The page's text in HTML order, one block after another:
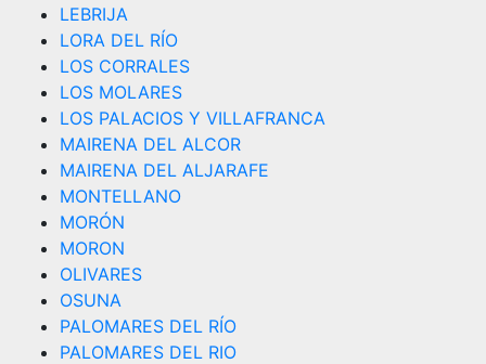
LEBRIJA
LORA DEL RÍO
LOS CORRALES
LOS MOLARES
LOS PALACIOS Y VILLAFRANCA
MAIRENA DEL ALCOR
MAIRENA DEL ALJARAFE
MONTELLANO
MORÓN
MORON
OLIVARES
OSUNA
PALOMARES DEL RÍO
PALOMARES DEL RIO